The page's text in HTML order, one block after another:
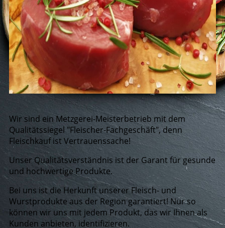
Wir sind ein Metzgerei-Meisterbetrieb mit dem
Qualitätssiegel "Fleischer-Fachgeschäft", denn
Fleischkauf ist Vertrauenssache!
Unser Qualitätsverständnis ist der Garant für gesunde
und hochwertige Produkte.
Bei uns ist die Herkunft unserer Fleisch- und
Wurstprodukte aus der Region garantiert! Nur so
können wir uns mit jedem Produkt, das wir Ihnen als
Kunden anbieten, identifizieren.